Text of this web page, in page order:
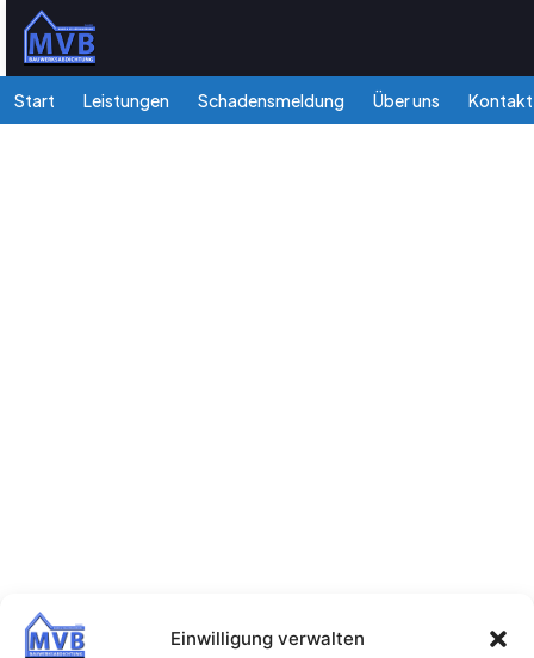
Einwilligung verwalten
Start Leistungen Schadensmeldung Über uns Kontakt